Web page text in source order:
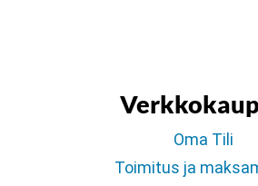
Oma Tili
Toimitus ja